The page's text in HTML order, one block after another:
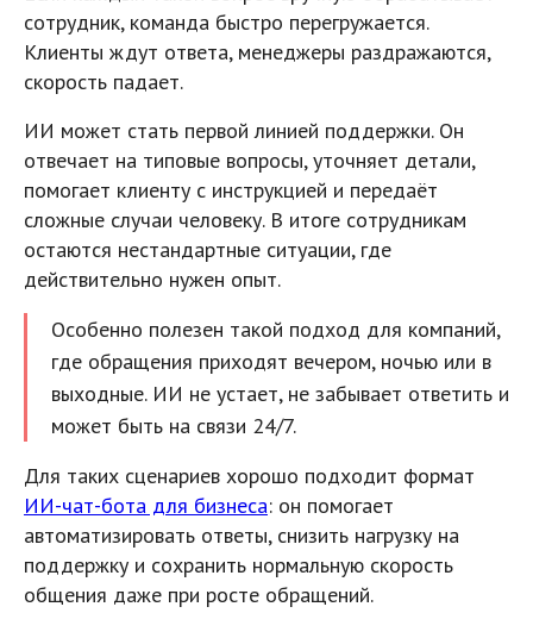
сотрудник, команда быстро перегружается.
Клиенты ждут ответа, менеджеры раздражаются,
скорость падает.
ИИ может стать первой линией поддержки. Он
отвечает на типовые вопросы, уточняет детали,
помогает клиенту с инструкцией и передаёт
сложные случаи человеку. В итоге сотрудникам
остаются нестандартные ситуации, где
действительно нужен опыт.
Особенно полезен такой подход для компаний,
где обращения приходят вечером, ночью или в
выходные. ИИ не устает, не забывает ответить и
может быть на связи 24/7.
Для таких сценариев хорошо подходит формат
ИИ-чат-бота для бизнеса: он помогает
автоматизировать ответы, снизить нагрузку на
поддержку и сохранить нормальную скорость
общения даже при росте обращений.